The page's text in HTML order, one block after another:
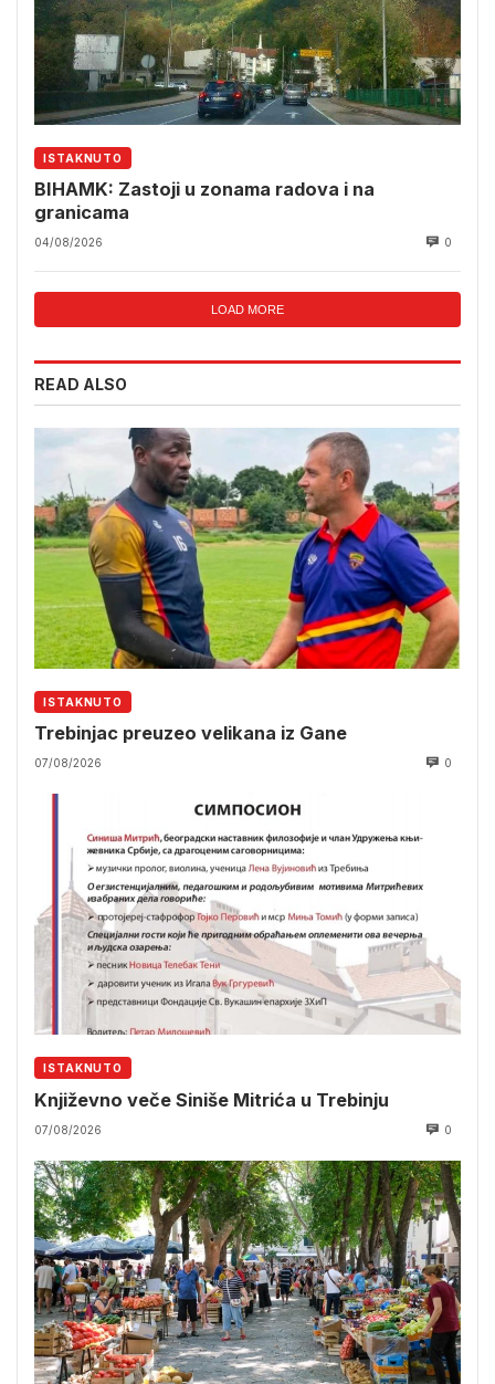
ISTAKNUTO
BIHAMK: Zastoji u zonama radova i na
granicama
04/08/2026 0
LOAD MORE
READ ALSO
ISTAKNUTO
Trebinjac preuzeo velikana iz Gane
07/08/2026 0
ISTAKNUTO
Književno veče Siniše Mitrića u Trebinju
07/08/2026 0